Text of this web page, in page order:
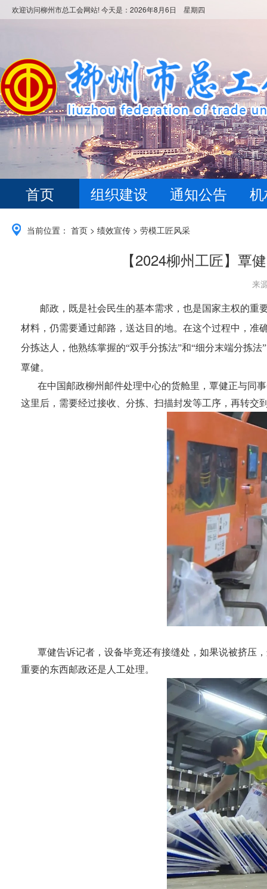
欢迎访问柳州市总工会网站! 今天是： 2026年8月6日 星期四
首页 组织建设 通知公告
当前位置： 首页 > 绩效宣传 > 劳模工匠风采
【2024柳州工匠】覃
来
邮政，既是社会民生的基本需求，也是国家主权的重
材料，仍需要通过邮路，送达目的地。在这个过程中，准
分拣达人，他熟练掌握的“双手分拣法”和“细分末端分拣
覃健。
在中国邮政柳州邮件处理中心的货舱里，覃健正与同
这里后，需要经过接收、分拣、扫描封发等工序，再转交
覃健告诉记者，设备毕竟还有接缝处，如果说被挤压
重要的东西邮政还是人工处理。